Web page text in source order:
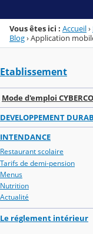
Vous êtes ici : Accueil›
Blog›Application
Etablissement
Mode d'emploi
DEVELOPPEMENT
INTENDANCE
Restaurant scolaire
Tarifs de demi-pension
Menus
Nutrition
Actualité
Le réglement intérieur